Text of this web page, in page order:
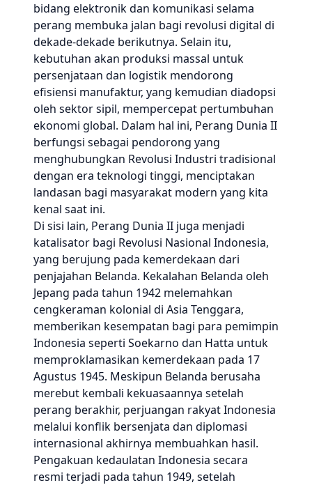
bidang elektronik dan komunikasi selama
perang membuka jalan bagi revolusi digital di
dekade-dekade berikutnya. Selain itu,
kebutuhan akan produksi massal untuk
persenjataan dan logistik mendorong
efisiensi manufaktur, yang kemudian diadopsi
oleh sektor sipil, mempercepat pertumbuhan
ekonomi global. Dalam hal ini, Perang Dunia II
berfungsi sebagai pendorong yang
menghubungkan Revolusi Industri tradisional
dengan era teknologi tinggi, menciptakan
landasan bagi masyarakat modern yang kita
kenal saat ini.
Di sisi lain, Perang Dunia II juga menjadi
katalisator bagi Revolusi Nasional Indonesia,
yang berujung pada kemerdekaan dari
penjajahan Belanda. Kekalahan Belanda oleh
Jepang pada tahun 1942 melemahkan
cengkeraman kolonial di Asia Tenggara,
memberikan kesempatan bagi para pemimpin
Indonesia seperti Soekarno dan Hatta untuk
memproklamasikan kemerdekaan pada 17
Agustus 1945. Meskipun Belanda berusaha
merebut kembali kekuasaannya setelah
perang berakhir, perjuangan rakyat Indonesia
melalui konflik bersenjata dan diplomasi
internasional akhirnya membuahkan hasil.
Pengakuan kedaulatan Indonesia secara
resmi terjadi pada tahun 1949, setelah